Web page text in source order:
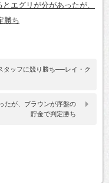
エグリが分があったが、
勝ち
タッフに競り勝ち──レイ・ク
たが、ブラウンが序盤の
貯金で判定勝ち